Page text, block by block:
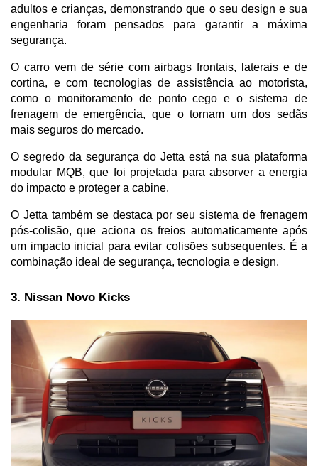
adultos e crianças, demonstrando que o seu design e sua
engenharia foram pensados para garantir a máxima
segurança.
O carro vem de série com airbags frontais, laterais e de
cortina, e com tecnologias de assistência ao motorista,
como o monitoramento de ponto cego e o sistema de
frenagem de emergência, que o tornam um dos sedãs
mais seguros do mercado.
O segredo da segurança do Jetta está na sua plataforma
modular MQB, que foi projetada para absorver a energia
do impacto e proteger a cabine.
O Jetta também se destaca por seu sistema de frenagem
pós-colisão, que aciona os freios automaticamente após
um impacto inicial para evitar colisões subsequentes. É a
combinação ideal de segurança, tecnologia e design.
3. Nissan Novo Kicks